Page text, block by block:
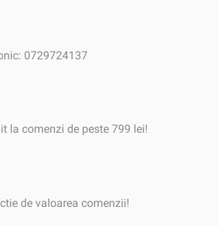
0729724137
la comenzi de peste 799 lei!
de valoarea comenzii!